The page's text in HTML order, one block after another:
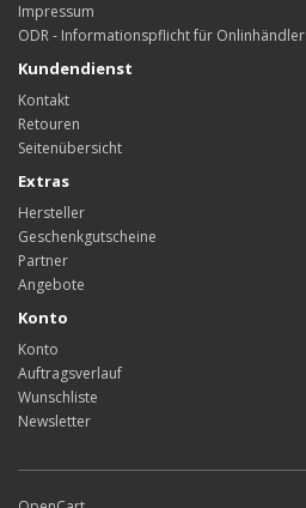
Impressum
ODR - Informationspflicht für Onlinhändler
Kundendienst
Kontakt
Retouren
Seitenübersicht
Extras
Hersteller
Geschenkgutscheine
Partner
Angebote
Konto
Konto
Auftragsverlauf
Wunschliste
Newsletter